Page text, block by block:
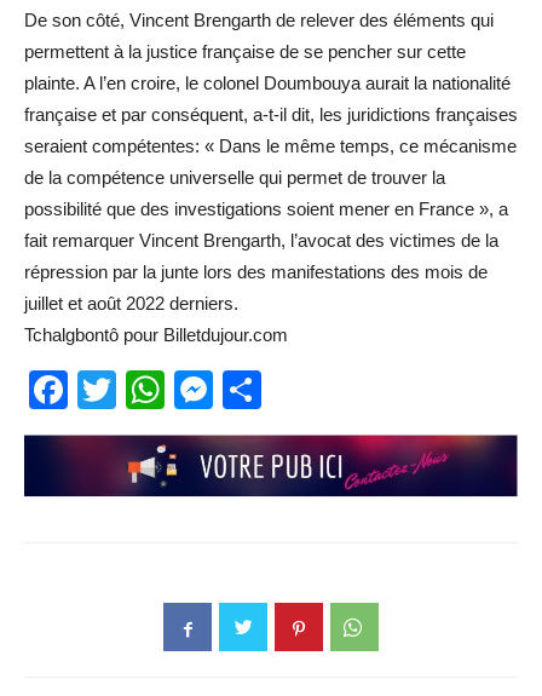
De son côté, Vincent Brengarth de relever des éléments qui
permettent à la justice française de se pencher sur cette
plainte. A l’en croire, le colonel Doumbouya aurait la nationalité
française et par conséquent, a-t-il dit, les juridictions françaises
seraient compétentes: « Dans le même temps, ce mécanisme
de la compétence universelle qui permet de trouver la
possibilité que des investigations soient mener en France », a
fait remarquer Vincent Brengarth, l’avocat des victimes de la
répression par la junte lors des manifestations des mois de
juillet et août 2022 derniers.
Tchalgbontô pour Billetdujour.com
Facebook
TwitterWhatsApp
Messenger